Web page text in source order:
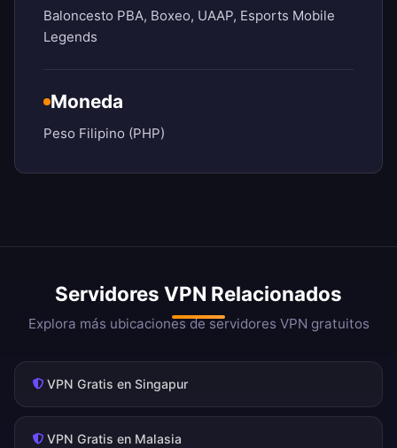
Baloncesto PBA, Boxeo, UAAP, Esports Mobile
Legends
Moneda
Peso Filipino (PHP)
Servidores VPN Relacionados
Explora más ubicaciones de servidores VPN gratuitos
VPN Gratis en Singapur
VPN Gratis en Malasia